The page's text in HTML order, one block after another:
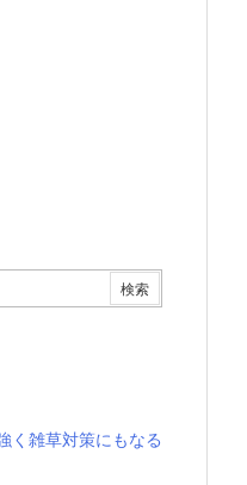
く雑草対策にもなる